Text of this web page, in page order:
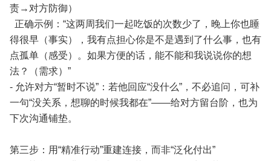
责→对方防御）
正确示例：“这两周我们一起吃饭的次数少了，晚上你也睡
得很早（事实），我有点担心你是不是遇到了什么事，也有
点孤单（感受）。如果方便的话，能不能和我说说你的想
法？（需求）”
- 允许对方“暂时不说”：若他回应“没什么”，不必追问，可补
一句“没关系，想聊的时候我都在”——给对方留台阶，也为
下次沟通铺垫。
第三步：用“精准行动”重建连接，而非“泛化付出”